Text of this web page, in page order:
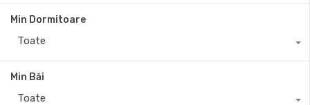
Min Dormitoare
Toate
Min Băi
Toate